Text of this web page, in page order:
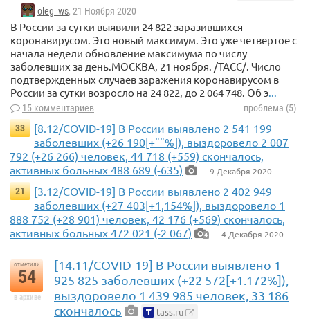
oleg_ws, 21 Ноября 2020
В России за сутки выявили 24 822 заразившихся
коронавирусом. Это новый максимум. Это уже четвертое с
начала недели обновление максимума по числу
заболевших за день.МОСКВА, 21 ноября. /ТАСС/. Число
подтвержденных случаев заражения коронавирусом в
России за сутки возросло на 24 822, до 2 064 748. Об э...
15 комментариев
проблема (5)
33
[8.12/COVID-19] В России выявлено 2 541 199
заболевших (+26 190[+""%]), выздоровело 2 007
792 (+26 266) человек, 44 718 (+559) скончалось,
активных больных 488 689 (-635)
— 9 Декабря 2020
21
[3.12/COVID-19] В России выявлено 2 402 949
заболевших (+27 403[+1,154%]), выздоровело 1
888 752 (+28 901) человек, 42 176 (+569) скончалось,
активных больных 472 021 (-2 067)
4 — 4 Декабря 2020
отметили
54
в архиве
[14.11/COVID-19] В России выявлено 1
925 825 заболевших (+22 572[+1.172%]),
выздоровело 1 439 985 человек, 33 186
скончалось
tass.ru